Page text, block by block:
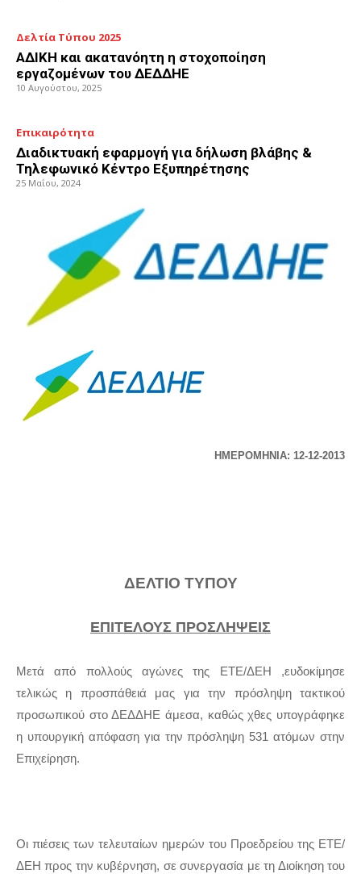
Δελτία Τύπου 2025
ΑΔΙΚΗ και ακατανόητη η στοχοποίηση
εργαζομένων του ΔΕΔΔΗΕ
10 Αυγούστου, 2025
Επικαιρότητα
Διαδικτυακή εφαρμογή για δήλωση βλάβης &
Τηλεφωνικό Κέντρο Εξυπηρέτησης
25 Μαΐου, 2024
ΗΜΕΡΟΜΗΝΙΑ: 12-12-2013
ΔΕΛΤΙΟ ΤΥΠΟΥ
ΕΠΙΤΕΛΟΥΣ ΠΡΟΣΛΗΨΕΙΣ
Μετά από πολλούς αγώνες της ΕΤΕ/ΔΕΗ ,ευδοκίμησε
τελικώς η προσπάθειά μας για την πρόσληψη τακτικού
προσωπικού στο ΔΕΔΔΗΕ άμεσα, καθώς χθες υπογράφηκε
η υπουργική απόφαση για την πρόσληψη 531 ατόμων στην
Επιχείρηση.
Οι πιέσεις των τελευταίων ημερών του Προεδρείου της ΕΤΕ/
ΔΕΗ προς την κυβέρνηση, σε συνεργασία με τη Διοίκηση του